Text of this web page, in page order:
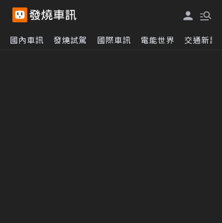
國內車訊 發燒試駕 國際車訊 電能世界 交通新訊